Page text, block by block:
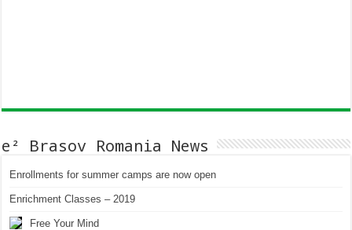
e² Brasov Romania News
Enrollments for summer camps are now open
Enrichment Classes – 2019
Free Your Mind